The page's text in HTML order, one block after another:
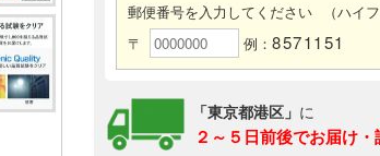
郵便番号を入力してください
（ハイ
〒
例： 8571151
「東京都港区」 に
２～５日前後でお届け・